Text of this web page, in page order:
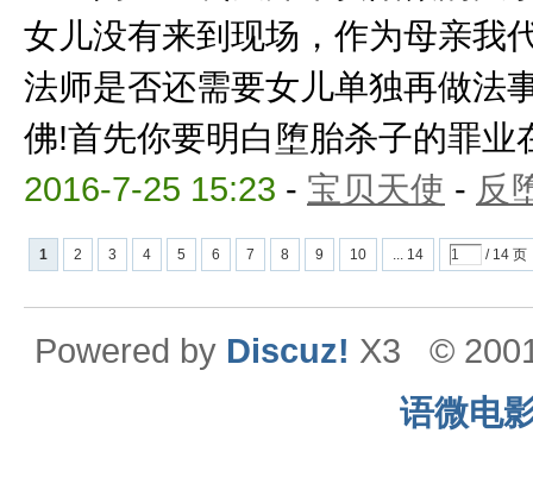
女儿没有来到现场，作为母亲我
法师是否还需要女儿单独再做
佛!首先你要明白堕胎杀子的罪业
2016-7-25 15:23 - 宝贝天使 - 反
1 2 3 4 5 6 7 8 9 10 ... 14 / 14 页
Powered by Discuz! X3
©
语微电